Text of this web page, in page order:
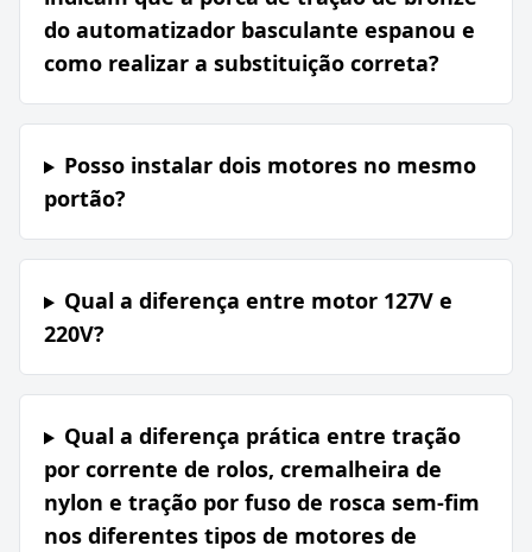
do automatizador basculante espanou e
como realizar a substituição correta?
Posso instalar dois motores no mesmo
portão?
Qual a diferença entre motor 127V e
220V?
Qual a diferença prática entre tração
por corrente de rolos, cremalheira de
nylon e tração por fuso de rosca sem-fim
nos diferentes tipos de motores de